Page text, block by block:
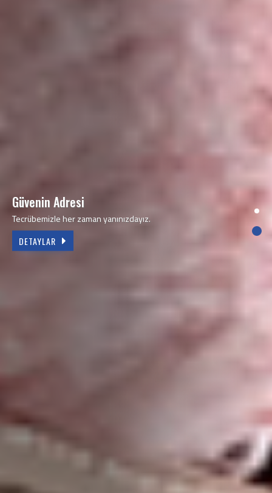
Sizinle hep birlikteyiz
2002’den beri kaliteli işçilik ve güvenilir hizmet.
DETAYLAR